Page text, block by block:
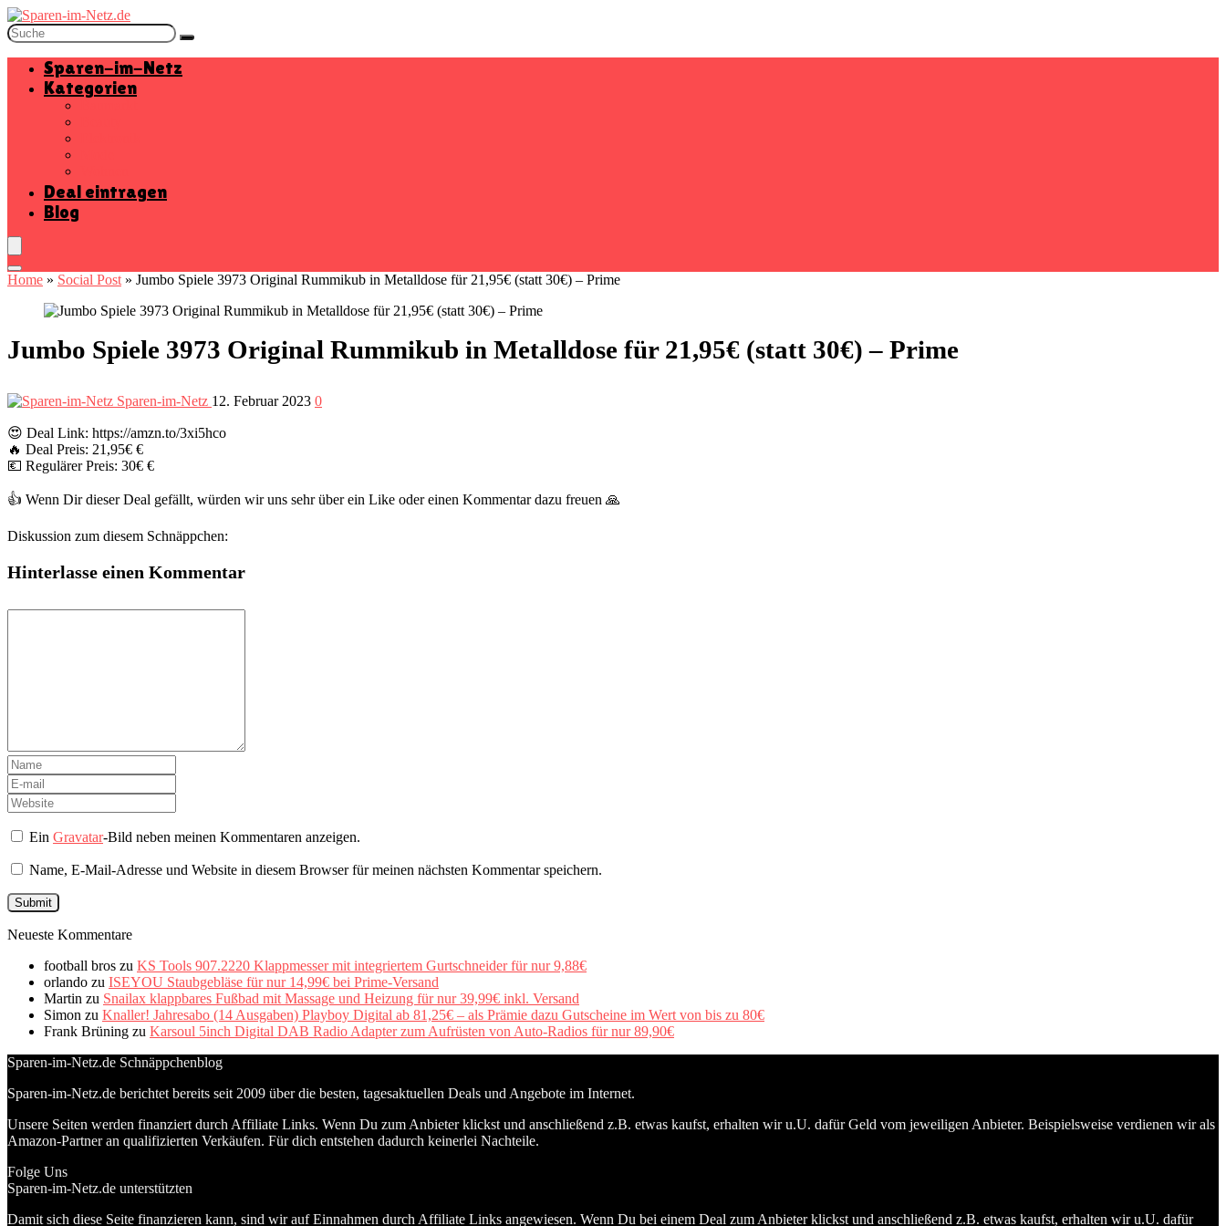
Sparen-im-Netz
Kategorien
Deal eintragen
Blog
Home » Social Post » Jumbo Spiele 3973 Original Rummikub in Metalldose für 21,95€ (statt 30€) – Prime
Jumbo Spiele 3973 Original Rummikub in Metalldose für 21,95€ (statt 30€) – Prime
Sparen-im-Netz 12. Februar 2023 0
😍 Deal Link: https://amzn.to/3xi5hco
🔥 Deal Preis: 21,95€ €
💶 Regulärer Preis: 30€ €
👍 Wenn Dir dieser Deal gefällt, würden wir uns sehr über ein Like oder einen Kommentar dazu freuen 🙏
Diskussion zum diesem Schnäppchen:
Hinterlasse einen Kommentar
EinGravatar-Bild neben meinen Kommentaren anzeigen.
Name, E-Mail-Adresse und Website in diesem Browser für meinen nächsten Kommentar speichern.
Neueste Kommentare
football bros zu KS Tools 907.2220 Klappmesser mit integriertem Gurtschneider für nur 9,88€
orlando zu ISEYOU Staubgebläse für nur 14,99€ bei Prime-Versand
Martin zu Snailax klappbares Fußbad mit Massage und Heizung für nur 39,99€ inkl. Versand
Simon zu Knaller! Jahresabo (14 Ausgaben) Playboy Digital ab 81,25€ – als Prämie dazu Gutscheine im Wert von bis zu 80€
Frank Brüning zu Karsoul 5inch Digital DAB Radio Adapter zum Aufrüsten von Auto-Radios für nur 89,90€
Sparen-im-Netz.de Schnäppchenblog
Sparen-im-Netz.de berichtet bereits seit 2009 über die besten, tagesaktuellen Deals und Angebote im Internet.
Unsere Seiten werden finanziert durch Affiliate Links. Wenn Du zum Anbieter klickst und anschließend z.B. etwas kaufst, erhalten wir u.U. dafür Geld vom jeweiligen Anbieter. Beispielsweise verdienen wir als
Amazon-Partner an qualifizierten Verkäufen. Für dich entstehen dadurch keinerlei Nachteile.
Folge Uns
Sparen-im-Netz.de unterstützten
Damit sich diese Seite finanzieren kann, sind wir auf Einnahmen durch Affiliate Links angewiesen. Wenn Du bei einem Deal zum Anbieter klickst und anschließend z.B. etwas kaufst, erhalten wir u.U. dafür